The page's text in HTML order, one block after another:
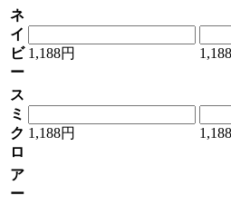
ネ
イ
ビ
ー
1,188円
ス
ミ
ク
ロ
1,188円
ア
ー